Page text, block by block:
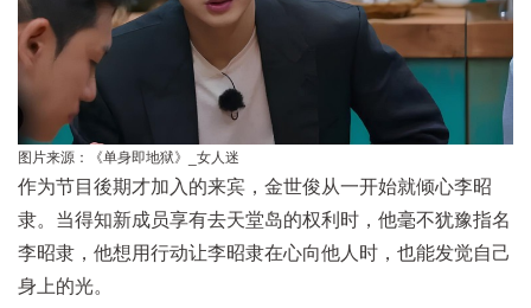
图片来源：《单身即地狱》_女人迷
作为节目後期才加入的来宾，金世俊从一开始就倾心李昭
隶。当得知新成员享有去天堂岛的权利时，他毫不犹豫指名
李昭隶，他想用行动让李昭隶在心向他人时，也能发觉自己
身上的光。